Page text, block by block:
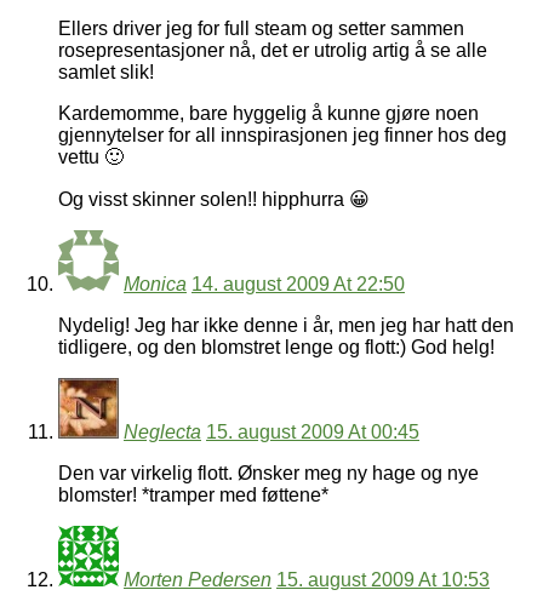
Ellers driver jeg for full steam og setter sammen
rosepresentasjoner nå, det er utrolig artig å se alle
samlet slik!
Kardemomme, bare hyggelig å kunne gjøre noen
gjennytelser for all innspirasjonen jeg finner hos deg
vettu 🙂
Og visst skinner solen!! hipphurra 😀
Monica 14. august 2009 At 22:50
Nydelig! Jeg har ikke denne i år, men jeg har hatt den
tidligere, og den blomstret lenge og flott:) God helg!
Neglecta 15. august 2009 At 00:45
Den var virkelig flott. Ønsker meg ny hage og nye
blomster! *tramper med føttene*
Morten Pedersen 15. august 2009 At 10:53